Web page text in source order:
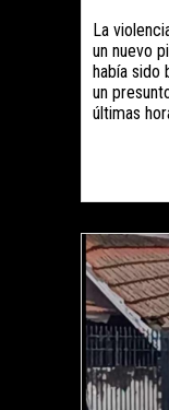
La
un nuevo
había sido
un
últimas